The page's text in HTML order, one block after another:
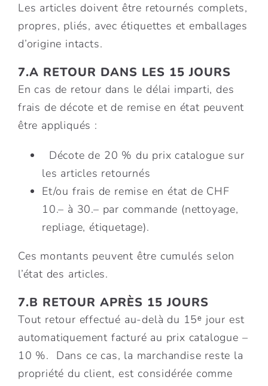
Les articles doivent être retournés complets,
propres, pliés, avec étiquettes et emballages
d’origine intacts.
7.A RETOUR DANS LES 15 JOURS
En cas de retour dans le délai imparti, des
frais de décote et de remise en état peuvent
être appliqués :
Décote de 20 % du prix catalogue sur
les articles retournés
Et/ou frais de remise en état de CHF
10.– à 30.– par commande (nettoyage,
repliage, étiquetage).
Ces montants peuvent être cumulés selon
l’état des articles.
7.B RETOUR APRÈS 15 JOURS
Tout retour effectué au-delà du 15ᵉ jour est
automatiquement facturé au prix catalogue –
10 %. Dans ce cas, la marchandise reste la
propriété du client, est considérée comme